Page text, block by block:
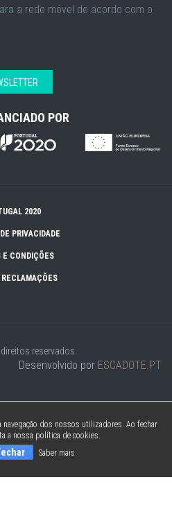
a rede móvel de acordo com o
POR
2020
PRIVACIDADE
E CONDIÇÕES
RECLAMAÇÕES
reservados.
Desenvolvido por ESCADOTE.PT
dos nossos utilizadores. Ao fechar
a nossa política de cookies.
Saber mais